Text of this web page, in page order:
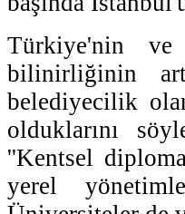
Türkiye'nin ve
bilinirliğinin
belediyecilik
olduklarını
''Kentsel
yerel